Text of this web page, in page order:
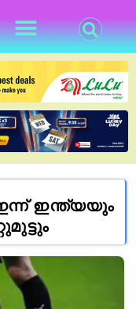
ഇന്ന് ഇന്ത്യയും